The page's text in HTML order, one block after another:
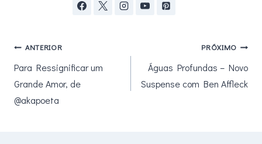
Navegação
de
Post
ANTERIOR
Para Ressignificar um
Grande Amor, de
@akapoeta
PRÓXIMO
Águas Profundas – Novo
Suspense com Ben Affleck